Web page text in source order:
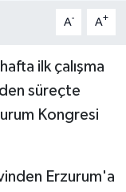
A- A+
ilk çalışma
süreçte
Kongresi
Erzurum'a